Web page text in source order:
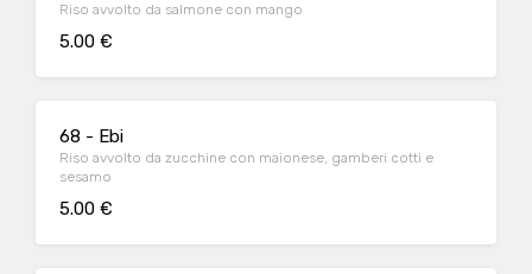
Riso avvolto da salmone con mango
5.00 €
68 - Ebi
Riso avvolto da zucchine con maionese, gamberi cotti e
sesamo
5.00 €